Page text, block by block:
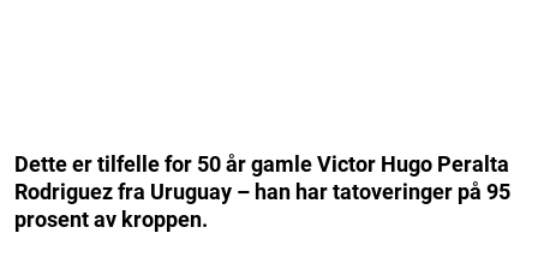
Dette er tilfelle for 50 år gamle Victor Hugo Peralta
Rodriguez fra Uruguay – han har tatoveringer på 95
prosent av kroppen.